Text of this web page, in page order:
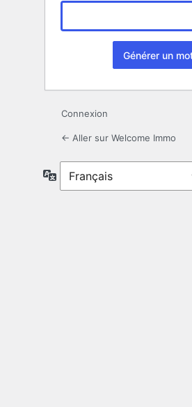
Connexion
← Aller sur Welcome Immo
Langue